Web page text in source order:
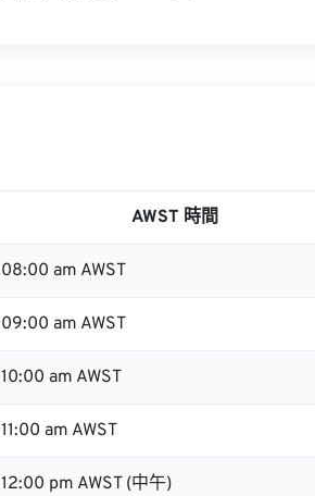
AWST 時間
08:00 am AWST
09:00 am AWST
10:00 am AWST
11:00 am AWST
12:00 pm AWST (中午)